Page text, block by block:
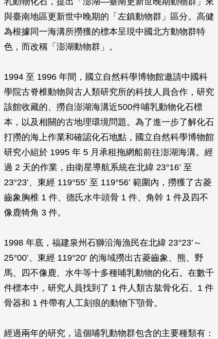
與臺南地區更新世中晚期的「左鎮動物群」區分。高健
為根據同一海溝所撈獲的標本呈現中國北方動物群特
色，而改稱「澎湖動物群」。
1994 至 1996 年間，國立自然科學博物館邀請中國科
學院古脊椎動物與古人類研究所的科技人員合作，研究
該館收藏的、撈自澎湖海溝近500件哺乳動物化石標
本，以及相關的古地理環境問題。為了進一步了解化石
打撈的海上作業和確認化石地點，國立自然科學博物館
研究小組於 1995 年 5 月承租拖網船前往澎湖海溝。經
過 2 天的作業，由衛星導航系統在北緯 23°16’ 至
23°23’、東經 119°55’ 至 119°56’ 範圍內，撈獲了古菱
齒象胸椎 1 件、德氏水牛頭骨 1 件、角幹 1 件及四不
像鹿犄角 3 件。
1998 年底，福建泉州石獅沿海漁民在北緯 23°23’～
25°00’、東經 119°20’ 的海域撈出古菱齒象、熊、野
馬、四不像鹿、水牛等十多種哺乳動物的化石。在數千
件標本中，研究人員找到了 1 件人類古肱骨化石、1 件
骨器和 1 件帶有人工刻痕的動物下顎骨。
經過兩年的研究，這個哺乳動物群包含的主要種類有：